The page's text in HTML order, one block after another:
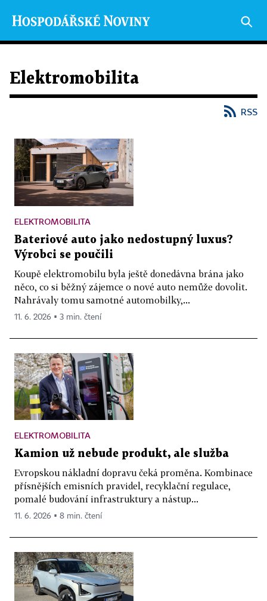
Elektromobilita
RSS
ELEKTROMOBILITA
Bateriové auto jako nedostupný luxus?
Výrobci se poučili
Koupě elektromobilu byla ještě donedávna brána jako
něco, co si běžný zájemce o nové auto nemůže dovolit.
Nahrávaly tomu samotné automobilky,...
11. 6. 2026 ▪ 3 min. čtení
ELEKTROMOBILITA
Kamion už nebude produkt, ale služba
Evropskou nákladní dopravu čeká proměna. Kombinace
přísnějších emisních pravidel, recyklační regulace,
pomalé budování infrastruktury a nástup...
11. 6. 2026 ▪ 8 min. čtení